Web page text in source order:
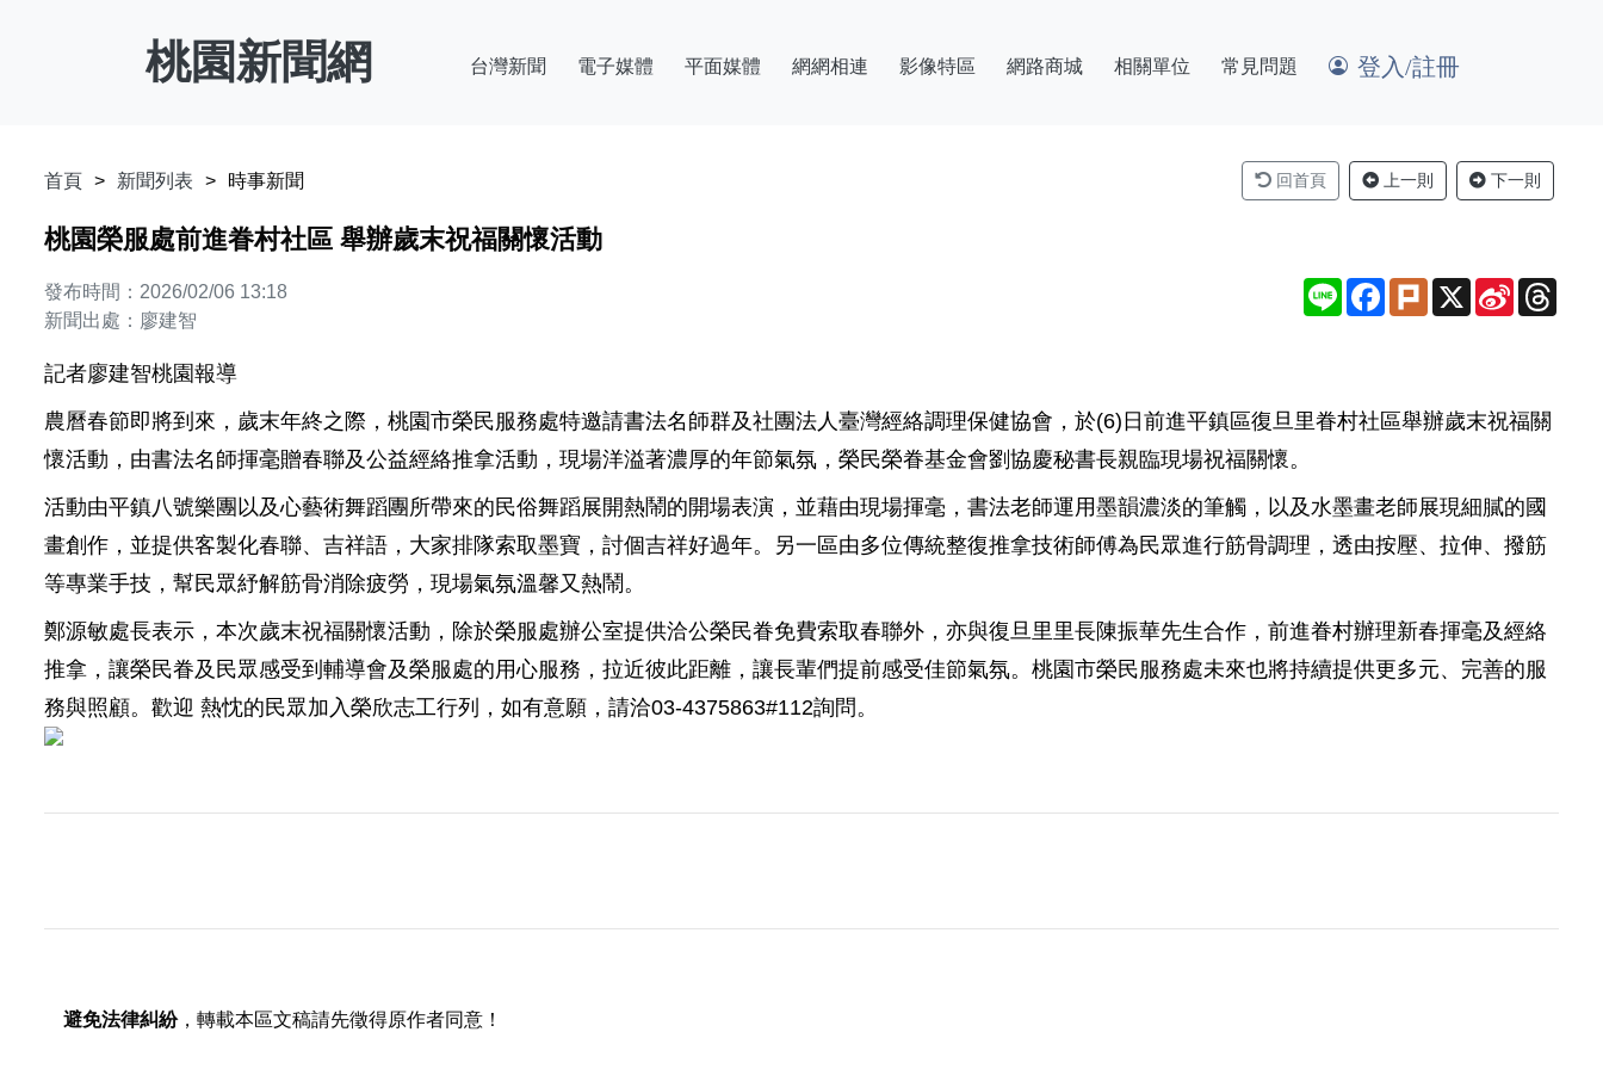
桃園新聞網 台灣新聞 電子媒體 平面媒體 網網相連 影像特區 網路商城 相關單位 常見問題 登入/註冊
首頁 新聞列表 時事新聞 回首頁 上一則 下一則
桃園榮服處前進眷村社區 舉辦歲末祝福關懷活動
發布時間：2026/02/06 13:18
新聞出處：廖建智
Line Facebook
Plurk X
Sina
Weibo
記者廖建智桃園報導
農曆春節即將到來，歲末年終之際，桃園市榮民服務處特邀請書法名師群及社團法人臺灣經絡調理保健協會，於(6)日前進平鎮區復旦里眷村社區舉辦歲末祝福關
懷活動，由書法名師揮毫贈春聯及公益經絡推拿活動，現場洋溢著濃厚的年節氣氛，榮民榮眷基金會劉協慶秘書長親臨現場祝福關懷。
活動由平鎮八號樂團以及心藝術舞蹈團所帶來的民俗舞蹈展開熱鬧的開場表演，並藉由現場揮毫，書法老師運用墨韻濃淡的筆觸，以及水墨畫老師展現細膩的國
畫創作，並提供客製化春聯、吉祥語，大家排隊索取墨寶，討個吉祥好過年。另一區由多位傳統整復推拿技術師傅為民眾進行筋骨調理，透由按壓、拉伸、撥筋
等專業手技，幫民眾紓解筋骨消除疲勞，現場氣氛溫馨又熱鬧。
鄭源敏處長表示，本次歲末祝福關懷活動，除於榮服處辦公室提供洽公榮民眷免費索取春聯外，亦與復旦里里長陳振華先生合作，前進眷村辦理新春揮毫及經絡
推拿，讓榮民眷及民眾感受到輔導會及榮服處的用心服務，拉近彼此距離，讓長輩們提前感受佳節氣氛。桃園市榮民服務處未來也將持續提供更多元、完善的服
務與照顧。歡迎 熱忱的民眾加入榮欣志工行列，如有意願，請洽03-4375863#112詢問。
避免法律糾紛，轉載本區文稿請先徵得原作者同意！